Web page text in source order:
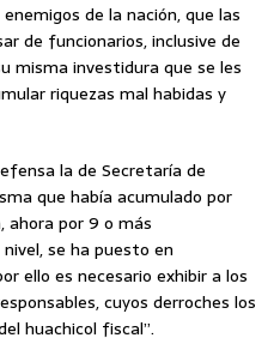
de la nación, que las
de funcionarios, inclusive de
misma investidura que se les
riquezas mal habidas y
la de Secretaría de
que había acumulado por
ahora por 9 o más
se ha puesto en
ello es necesario exhibir a los
cuyos derroches los
huachicol fiscal”.